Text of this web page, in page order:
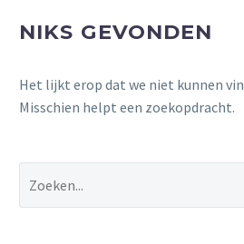
NIKS GEVONDEN
Het lijkt erop dat we niet kunnen
Misschien helpt een zoekopdracht.